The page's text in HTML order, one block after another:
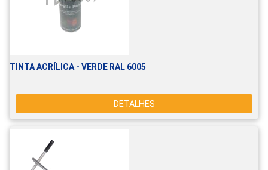
TINTA ACRÍLICA - VERDE RAL 6005
DETALHES